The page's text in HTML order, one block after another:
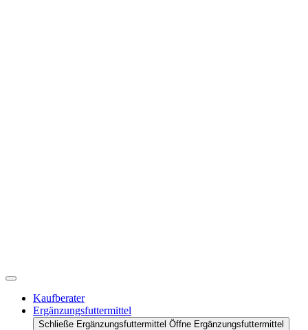
Kaufberater
Ergänzungsfuttermittel
Schließe Ergänzungsfuttermittel Öffne Ergänzungsfuttermittel